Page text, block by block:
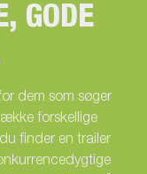
GODE
dem som søger
forskellige
finder en trailer